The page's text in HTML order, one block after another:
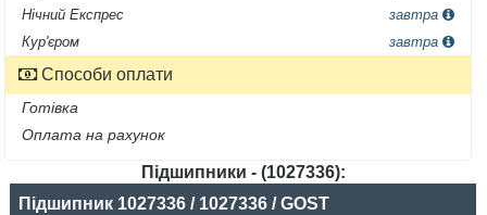
Нічний Експрес
завтра
Кур'єром
завтра
Способи оплати
Готівка
Оплата на рахунок
Підшипники - (1027336):
Назва
Підшипник 1027336 / 1027336 / GOST